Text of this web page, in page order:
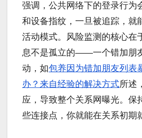
强调，公共网络下的登录行为
和设备指纹，一旦被追踪，就
活动模式。风险监测的核心在
息不是孤立的——一个错加朋
动，如包养因为错加朋友列表
办？来自经验的解决方式所述
应，导致整个关系网曝光。保
些连接点，你就能在关系初期